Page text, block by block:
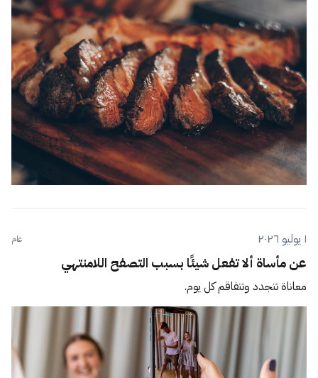
١ يوليو ٢٠٢٦ عام
عن مأساة ألا تفعل شيئًا بسبب التصفح اللامنتهي
معاناة تتجدد وتتفاقم كل يوم.